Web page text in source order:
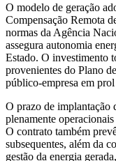
O modelo de geração
Compensação Remota
normas da Agência
assegura autonomia
Estado. O investimento
provenientes do Plano
público-empresa em
O prazo de implantação
plenamente
O contrato também
subsequentes, além da
gestão da energia